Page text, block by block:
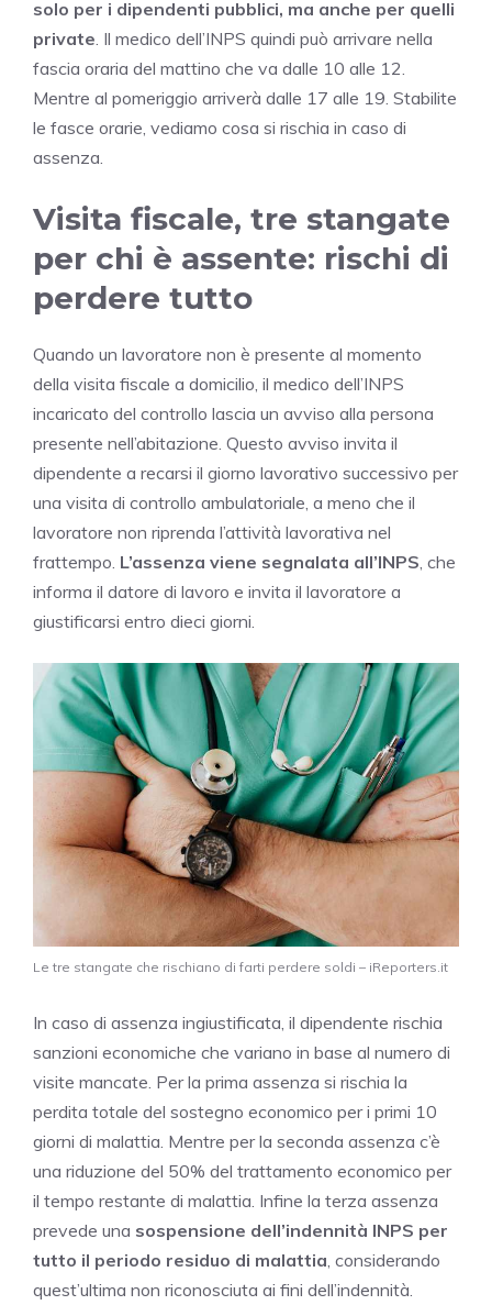
solo per i dipendenti pubblici, ma anche per quelli
private . Il medico dell’INPS quindi può arrivare nella
fascia oraria del mattino che va dalle 10 alle 12.
Mentre al pomeriggio arriverà dalle 17 alle 19. Stabilite
le fasce orarie, vediamo cosa si rischia in caso di
assenza.
Visita fiscale, tre stangate
per chi è assente: rischi di
perdere tutto
Quando un lavoratore non è presente al momento
della visita fiscale a domicilio, il medico dell’INPS
incaricato del controllo lascia un avviso alla persona
presente nell’abitazione. Questo avviso invita il
dipendente a recarsi il giorno lavorativo successivo per
una visita di controllo ambulatoriale, a meno che il
lavoratore non riprenda l’attività lavorativa nel
frattempo. L’assenza viene segnalata all’INPS , che
informa il datore di lavoro e invita il lavoratore a
giustificarsi entro dieci giorni.
Le tre stangate che rischiano di farti perdere soldi – iReporters.it
In caso di assenza ingiustificata, il dipendente rischia
sanzioni economiche che variano in base al numero di
visite mancate. Per la prima assenza si rischia la
perdita totale del sostegno economico per i primi 10
giorni di malattia. Mentre per la seconda assenza c’è
una riduzione del 50% del trattamento economico per
il tempo restante di malattia. Infine la terza assenza
prevede una sospensione dell’indennità INPS per
tutto il periodo residuo di malattia, considerando
quest’ultima non riconosciuta ai fini dell’indennità.